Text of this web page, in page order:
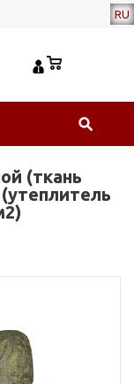
RU
(ткань